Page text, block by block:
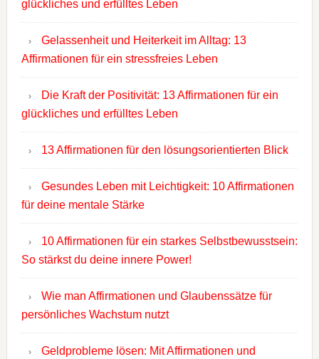
glückliches und erfülltes Leben
Gelassenheit und Heiterkeit im Alltag: 13
Affirmationen für ein stressfreies Leben
Die Kraft der Positivität: 13 Affirmationen für ein
glückliches und erfülltes Leben
13 Affirmationen für den lösungsorientierten Blick
Gesundes Leben mit Leichtigkeit: 10 Affirmationen
für deine mentale Stärke
10 Affirmationen für ein starkes Selbstbewusstsein:
So stärkst du deine innere Power!
Wie man Affirmationen und Glaubenssätze für
persönliches Wachstum nutzt
Geldprobleme lösen: Mit Affirmationen und